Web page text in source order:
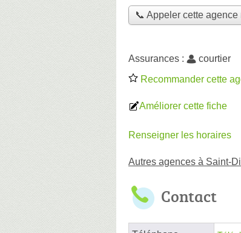
📞 Appeler cette agence
Assurances :
courtier
Recommander cette
Améliorer cette fiche
Renseigner les horaires
Autres agences à Saint-
Contact